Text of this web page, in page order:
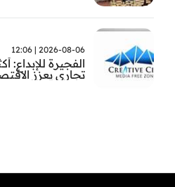
2026-08-06 | 12:06
تجاري يعزز